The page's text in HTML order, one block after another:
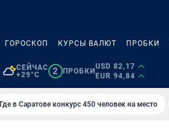
ГОРОСКОП КУРСЫ ВАЛЮТ ПРОБКИ
СЕЙЧАС
+29°C
2 ПРОБКИ
USD 82,17
EUR 94,84
Где в Саратове конкурс 450 человек на место